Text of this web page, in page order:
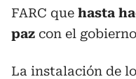
FARC que hasta
paz con el
La instalación de